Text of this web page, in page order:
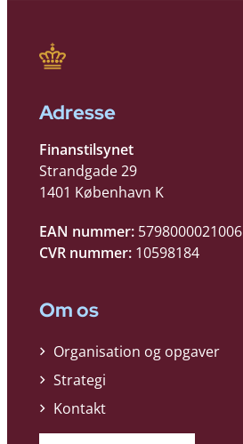
Adresse
Finanstilsynet
Strandgade 29
1401 København K
EAN nummer: 5798000021006
CVR nummer: 10598184
Om os
Organisation og opgaver
Strategi
Kontakt